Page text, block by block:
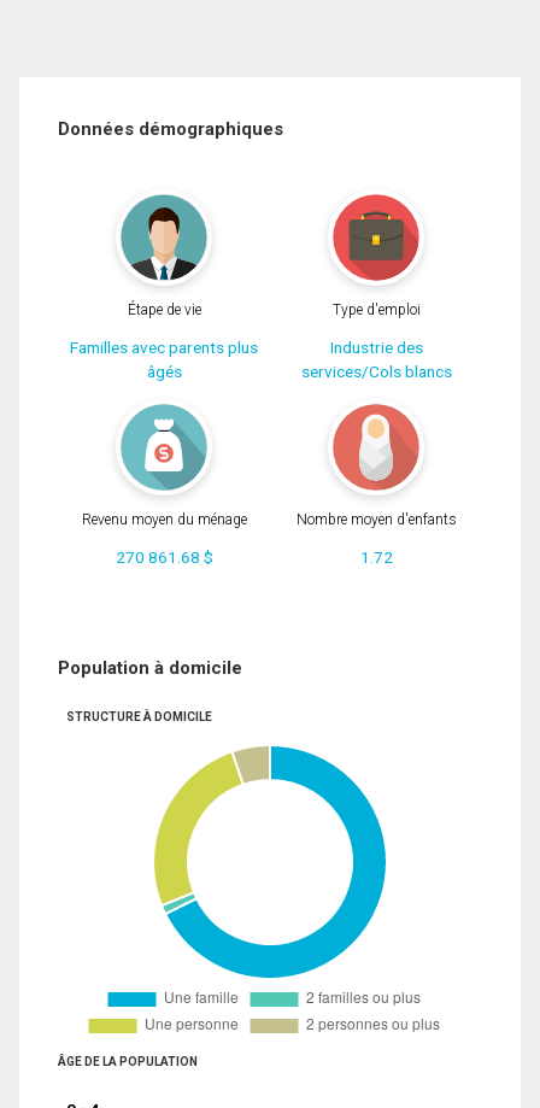
Données démographiques
Étape de vie
Familles avec parents plus
âgés
Type d'emploi
Industrie des
services/Cols blancs
Revenu moyen du ménage
270 861.68 $
Nombre moyen d'enfants
1.72
Population à domicile
STRUCTURE À DOMICILE
ÂGE DE LA POPULATION